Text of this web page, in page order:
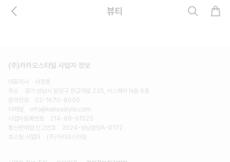
뷰티
(주)카카오스타일 사업자 정보
대표이사
서정훈
주소
경기 성남시 분당구 판교역로 235, H스퀘어 N동 6층
문의전화
02-1670-8050
이메일
info@kakaostyle.com
사업자등록번호
214-88-91525
통신판매업 신고번호
2024-성남분당A-0172
호스팅 사업자
(주)카카오스타일